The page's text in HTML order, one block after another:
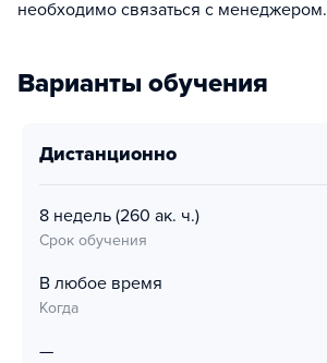
необходимо связаться с менеджером.
Варианты обучения
дистанционно
8 недель (260 ак. ч.)
Срок обучения
В любое время
Когда
—